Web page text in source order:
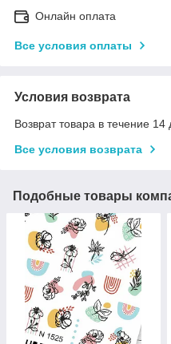
Онлайн оплата
Все условия оплаты
Условия возврата
Возврат товара в течение
Все условия возврата
Подобные товары